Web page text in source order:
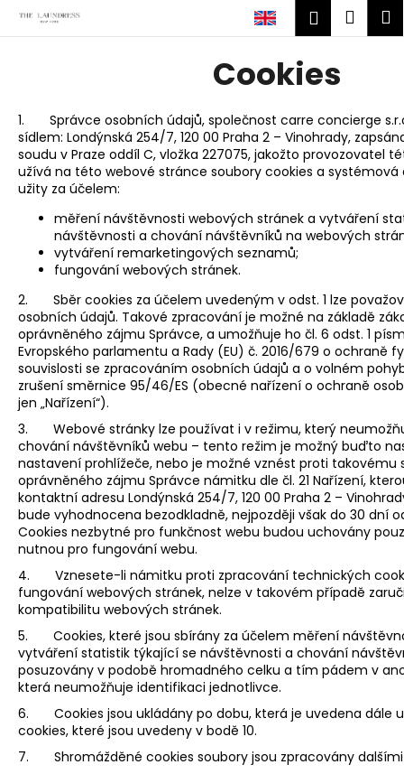
content
Login
Cookies
1. Správce osobních údajů, společnost carre concierge
sídlem: Londýnská 254/7, 120 00 Praha 2 – Vinohrady,
soudu v Praze oddíl C, vložka 227075, jakožto provozovatel
užívá na této webové stránce soubory cookies a systémová
užity za účelem:
měření návštěvnosti webových stránek a vytváření
návštěvnosti a chování návštěvníků na webových
vytváření remarketingových seznamů;
fungování webových stránek.
2. Sběr cookies za účelem uvedeným v odst. 1 lze
osobních údajů. Takové zpracování je možné na základě
oprávněného zájmu Správce, a umožňuje ho čl. 6 odst. 1
Evropského parlamentu a Rady (EU) č. 2016/679 o ochraně
souvislosti se zpracováním osobních údajů a o volném
zrušení směrnice 95/46/ES (obecné nařízení o ochraně
jen „Nařízení“).
3. Webové stránky lze používat i v režimu, který
chování návštěvníků webu – tento režim je možný buďto
nastavení prohlížeče, nebo je možné vznést proti takovému
oprávněného zájmu Správce námitku dle čl. 21 Nařízení,
kontaktní adresu Londýnská 254/7, 120 00 Praha 2 –
bude vyhodnocena bezodkladně, nejpozději však do 30 dní
Cookies nezbytné pro funkčnost webu budou uchovány
nutnou pro fungování webu.
4. Vznesete-li námitku proti zpracování technických
fungování webových stránek, nelze v takovém případě
kompatibilitu webových stránek.
5. Cookies, které jsou sbírány za účelem měření
vytváření statistik týkající se návštěvnosti a chování
posuzovány v podobě hromadného celku a tím pádem v
která neumožňuje identifikaci jednotlivce.
6. Cookies jsou ukládány po dobu, která je uvedena dále
cookies, které jsou uvedeny v bodě 10.
7. Shromážděné cookies soubory jsou zpracovány
a
h
a
t
a
o
u
l
o
o
k
i
n
g
f
o
r
?
SEARCH
W
e